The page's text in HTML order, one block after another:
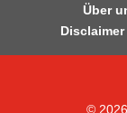
Über
Disclaimer
©